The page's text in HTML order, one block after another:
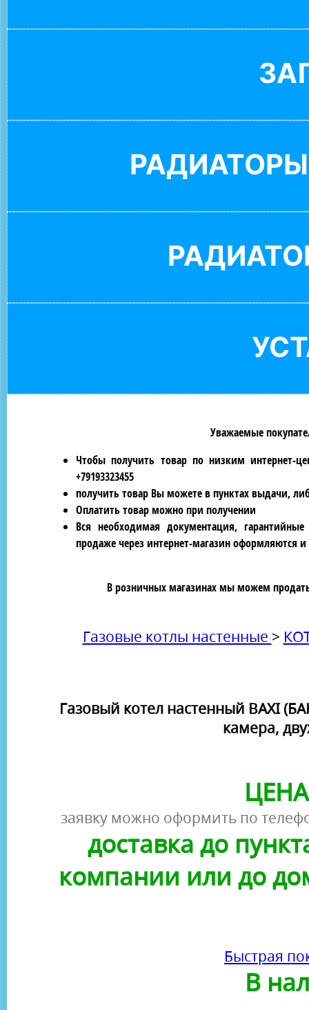
Уважаемые
Чтобы получить товар по низким интернет-
+79193323455
получить товар Вы можете в пунктах выдачи,
Оплатить товар можно при получении
Вся необходимая документация,
продаже через интернет-магазин оформляются
В розничных магазинах мы можем
Газовые котлы настенные >
Газовый котел настенный BAXI
камера,
заявку можно оформить по
доставка до
компании или до
Быстрая
В